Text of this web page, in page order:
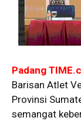
Padang
Barisan Atlet
Provinsi
semangat